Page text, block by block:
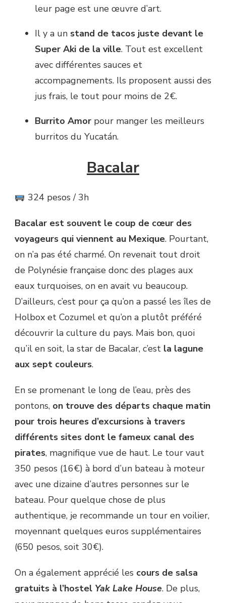
leur page est une œuvre d’art.
Il y a un stand de tacos juste devant le
Super Aki de la ville. Tout est excellent
avec différentes sauces et
accompagnements. Ils proposent aussi des
jus frais, le tout pour moins de 2€.
Burrito Amor pour manger les meilleurs
burritos du Yucatán.
Bacalar
324 pesos / 3h
Bacalar est souvent le coup de cœur des
voyageurs qui viennent au Mexique. Pourtant,
on n’a pas été charmé. On revenait tout droit
de Polynésie française donc des plages aux
eaux turquoises, on en avait vu beaucoup.
D’ailleurs, c’est pour ça qu’on a passé les îles de
Holbox et Cozumel et qu’on a plutôt préféré
découvrir la culture du pays. Mais bon, quoi
qu’il en soit, la star de Bacalar, c’est la lagune
aux sept couleurs.
En se promenant le long de l’eau, près des
pontons, on trouve des départs chaque matin
pour trois heures d’excursions à travers
différents sites dont le fameux canal des
pirates, magnifique vue de haut. Le tour vaut
350 pesos (16€) à bord d’un bateau à moteur
avec une dizaine d’autres personnes sur le
bateau. Pour quelque chose de plus
authentique, je recommande un tour en voilier,
moyennant quelques euros supplémentaires
(650 pesos, soit 30€).
On a également apprécié les cours de salsa
gratuits à l’hostel Yak Lake House. De plus,